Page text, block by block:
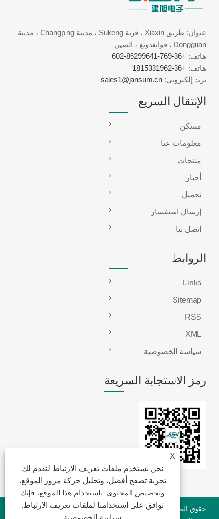
X
نحن نستخدم ملفات تعريف الارتباط لنقدم لك
تجربة تصفح أفضل، وتحليل حركة مرور الموقع،
وتخصيص المحتوى. باستخدام هذا الموقع، فإنك
توافق على استخدامنا لملفات تعريف الارتباط.
سياسة الخصوصية
عنوان: طريق Xiaxin ، قرية Sukeng ، مدينة Changping ، مدينة
Dongguan ، قوانغدونغ ، الصين
هاتف: +86-769-86299641-602
هاتف: +86-1815381962
بريد إلكتروني:sales1@jansum.cn
الإنتقال السريع
مسكن
معلومات عنا
منتجات
أخبار
تحميل
إرسال استفسار
اتصل بنا
الروابط
Links
Sitemap
RSS
XML
سياسة الخصوصية
رمز الاستجابة السريعة
حقوق الطبع والنشر © 2022 Jansum Electronics Dongguan Co. ،